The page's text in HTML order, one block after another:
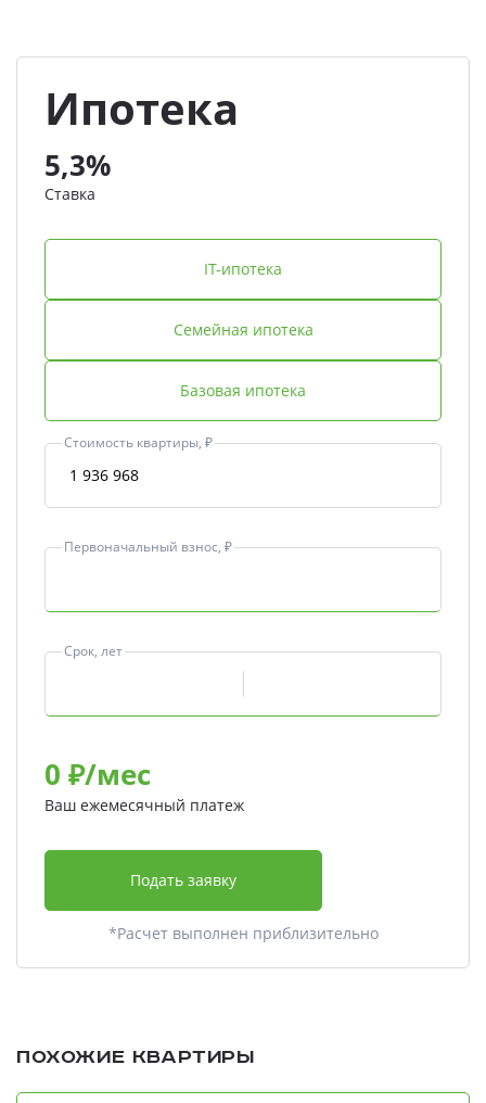
Ипотека
5,3%
Ставка
IT-ипотека
Семейная ипотека
Базовая ипотека
Стоимость квартиры, ₽
Первоначальный взнос, ₽
Срок, лет
0 ₽/мес
Ваш ежемесячный платеж
Подать заявку
*Расчет выполнен приблизительно
Похожие квартиры